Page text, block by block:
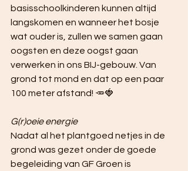
basisschoolkinderen kunnen altijd
langskomen en wanneer het bosje
wat ouder is, zullen we samen gaan
oogsten en deze oogst gaan
verwerken in ons BIJ-gebouw. Van
grond tot mond en dat op een paar
100 meter afstand! 🥕🍓
G(r)oeie energie
Nadat al het plantgoed netjes in de
grond was gezet onder de goede
begeleiding van GF Groen is